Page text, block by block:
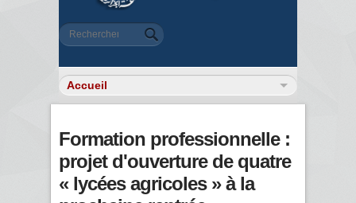
Formulaire de recherche
Rechercher
Formation professionnelle :
projet d'ouverture de quatre
« lycées agricoles » à la